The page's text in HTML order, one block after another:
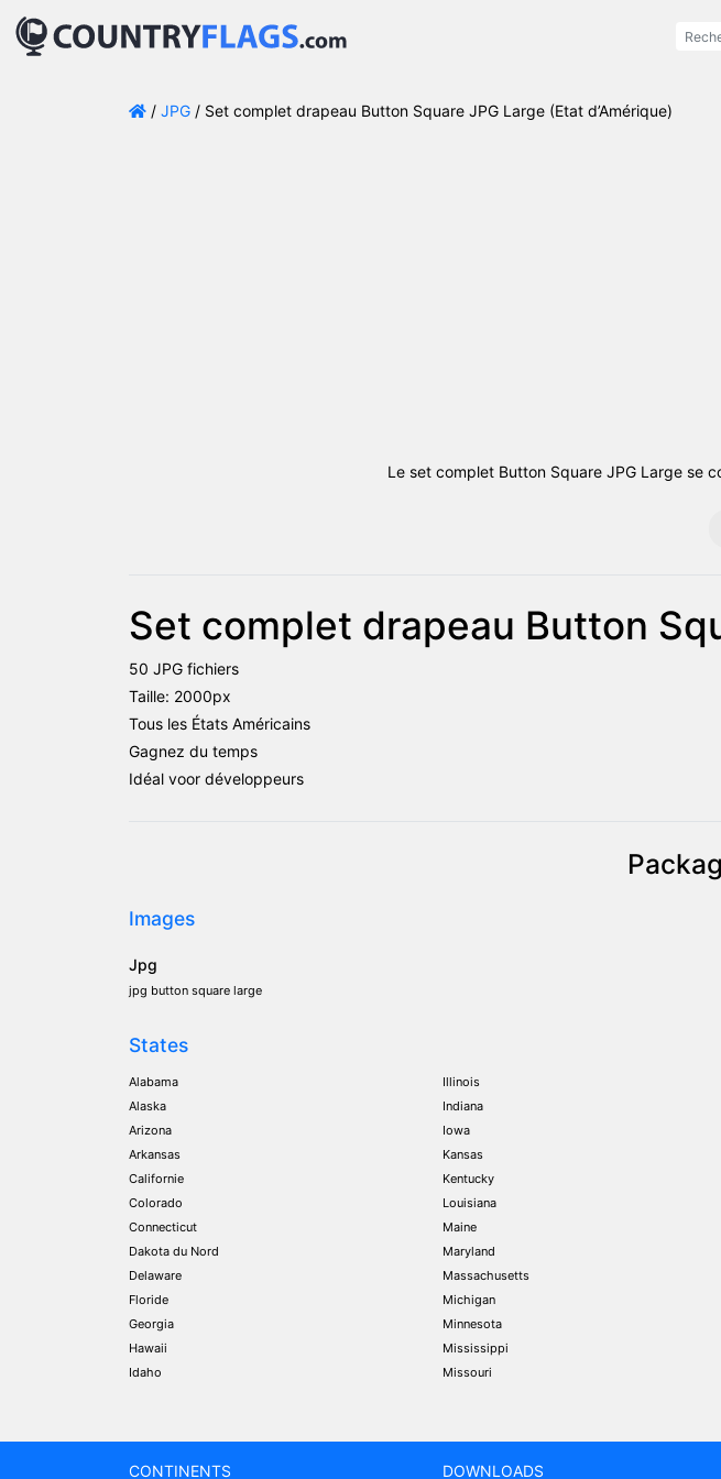
/ JPG / Set complet drapeau Button Square JPG Large (Etat d’Amérique)
Le set complet Button Square JPG Large se
Set complet drapeau Button
50 JPG fichiers
Taille: 2000px
Tous les États Américains
Gagnez du temps
Idéal voor développeurs
Images
Jpg
jpg button square large
States
Alabama
Alaska
Arizona
Arkansas
Californie
Colorado
Connecticut
Dakota du Nord
Delaware
Floride
Georgia
Hawaii
Idaho
Illinois
Indiana
Iowa
Kansas
Kentucky
Louisiana
Maine
Maryland
Massachusetts
Michigan
Minnesota
Mississippi
Missouri
CONTINENTS DOWNLOADS